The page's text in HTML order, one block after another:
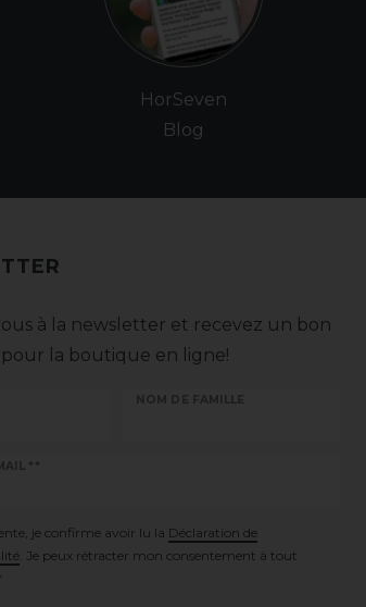
HorSeven
Blog
à la newsletter et recevez un bon
pour la boutique en ligne!
NOM DE FAMILLE
**
je confirme avoir lu la Déclaration de
. Je peux rétracter mon consentement à tout